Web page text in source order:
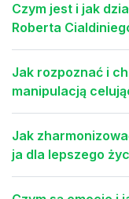
Czym jest i jak
Roberta
Jak rozpoznać i
manipulacją
Jak
ja dla lepszego